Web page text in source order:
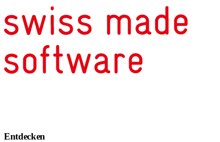
Entdecken